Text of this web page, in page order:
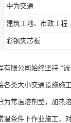
中为交通
建筑工地、市政工程
彩钢夹芯板
有限公司始终坚持 “
各类大小交通设施施工
为常温溶剂型，加热
温条件下作业施工，